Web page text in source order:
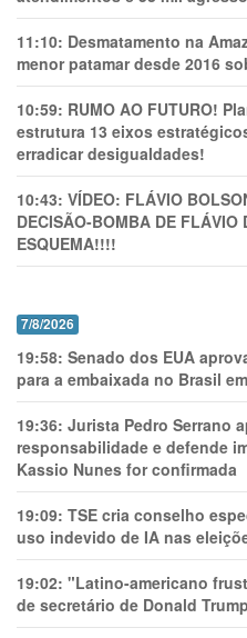
11:10: Desmatamento na
menor patamar desde 2016
10:59: RUMO AO FUTURO!
estrutura 13 eixos
erradicar desigualdades!
10:43: VÍDEO: FLÁVIO
DECISÃO-BOMBA DE FLÁVIO
ESQUEMA!!!!
7/8/2026
19:58: Senado dos EUA
para a embaixada no Brasil
19:36: Jurista Pedro Serrano
responsabilidade e defende
Kassio Nunes for confirmada
19:09: TSE cria conselho
uso indevido de IA nas
19:02: "Latino-americano
de secretário de Donald Trump